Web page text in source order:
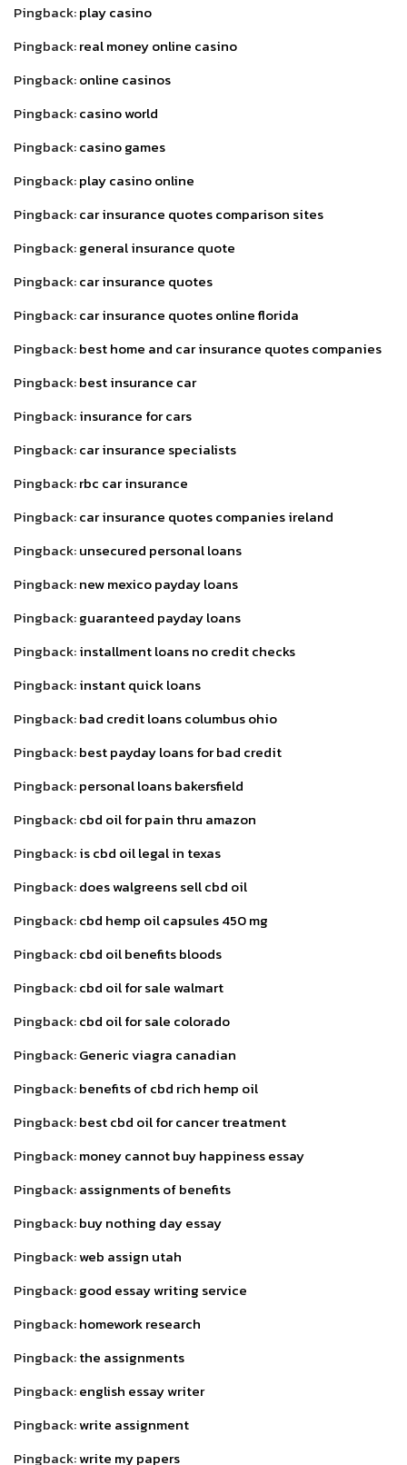
Pingback:play casino
Pingback:real money online casino
Pingback:online casinos
Pingback:casino world
Pingback:casino games
Pingback:play casino online
Pingback:car insurance quotes comparison sites
Pingback:general insurance quote
Pingback:car insurance quotes
Pingback:car insurance quotes online florida
Pingback:best home and car insurance quotes companies
Pingback:best insurance car
Pingback:insurance for cars
Pingback:car insurance specialists
Pingback:rbc car insurance
Pingback:car insurance quotes companies ireland
Pingback:unsecured personal loans
Pingback:new mexico payday loans
Pingback:guaranteed payday loans
Pingback:installment loans no credit checks
Pingback:instant quick loans
Pingback:bad credit loans columbus ohio
Pingback:best payday loans for bad credit
Pingback:personal loans bakersfield
Pingback:cbd oil for pain thru amazon
Pingback:is cbd oil legal in texas
Pingback:does walgreens sell cbd oil
Pingback:cbd hemp oil capsules 450 mg
Pingback:cbd oil benefits bloods
Pingback:cbd oil for sale walmart
Pingback:cbd oil for sale colorado
Pingback:Generic viagra canadian
Pingback:benefits of cbd rich hemp oil
Pingback:best cbd oil for cancer treatment
Pingback:money cannot buy happiness essay
Pingback:assignments of benefits
Pingback:buy nothing day essay
Pingback:web assign utah
Pingback:good essay writing service
Pingback:homework research
Pingback:the assignments
Pingback:english essay writer
Pingback:write assignment
Pingback:write my papers